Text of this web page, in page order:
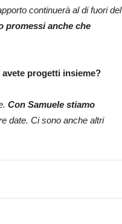
continuerà al di fuori del
promessi anche che
progetti insieme?
Con Samuele stiamo
date. Ci sono anche altri